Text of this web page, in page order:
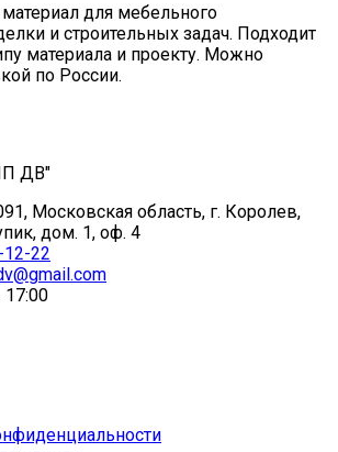
для мебельного
и строительных задач. Подходит
материала и проекту. Можно
по России.
ДВ"
Московская область, г. Королев,
дом. 1, оф. 4
12-22
17:00